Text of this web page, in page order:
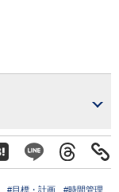
#目標・計画 #時間管理